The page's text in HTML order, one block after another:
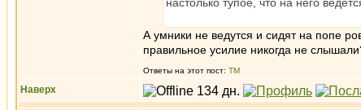
А умники не ведутся и сидят на попе
правильное усилие никогда не
Ответы на этот пост: ТМ
Наверх